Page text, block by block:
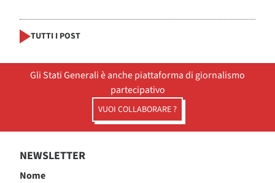
TUTTI I POST
Gli Stati Generali è anche piattaforma di giornalismo
partecipativo
VUOI COLLABORARE ?
NEWSLETTER
Nome